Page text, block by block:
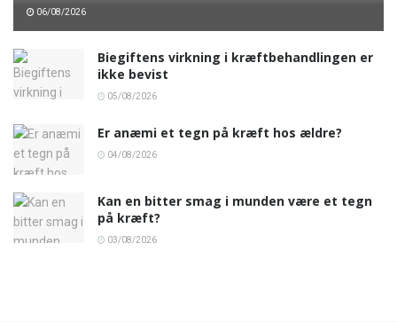
06/08/2026
Biegiftens virkning i kræftbehandlingen er
ikke bevist
05/08/2026
Er anæmi et tegn på kræft hos ældre?
04/08/2026
Kan en bitter smag i munden være et tegn
på kræft?
03/08/2026